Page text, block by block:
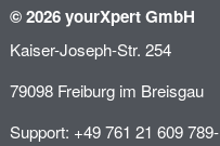
© 2026 yourXpert GmbH
Kaiser-Joseph-Str. 254
79098 Freiburg im Breisgau
Support: +49 761 21 609 789-